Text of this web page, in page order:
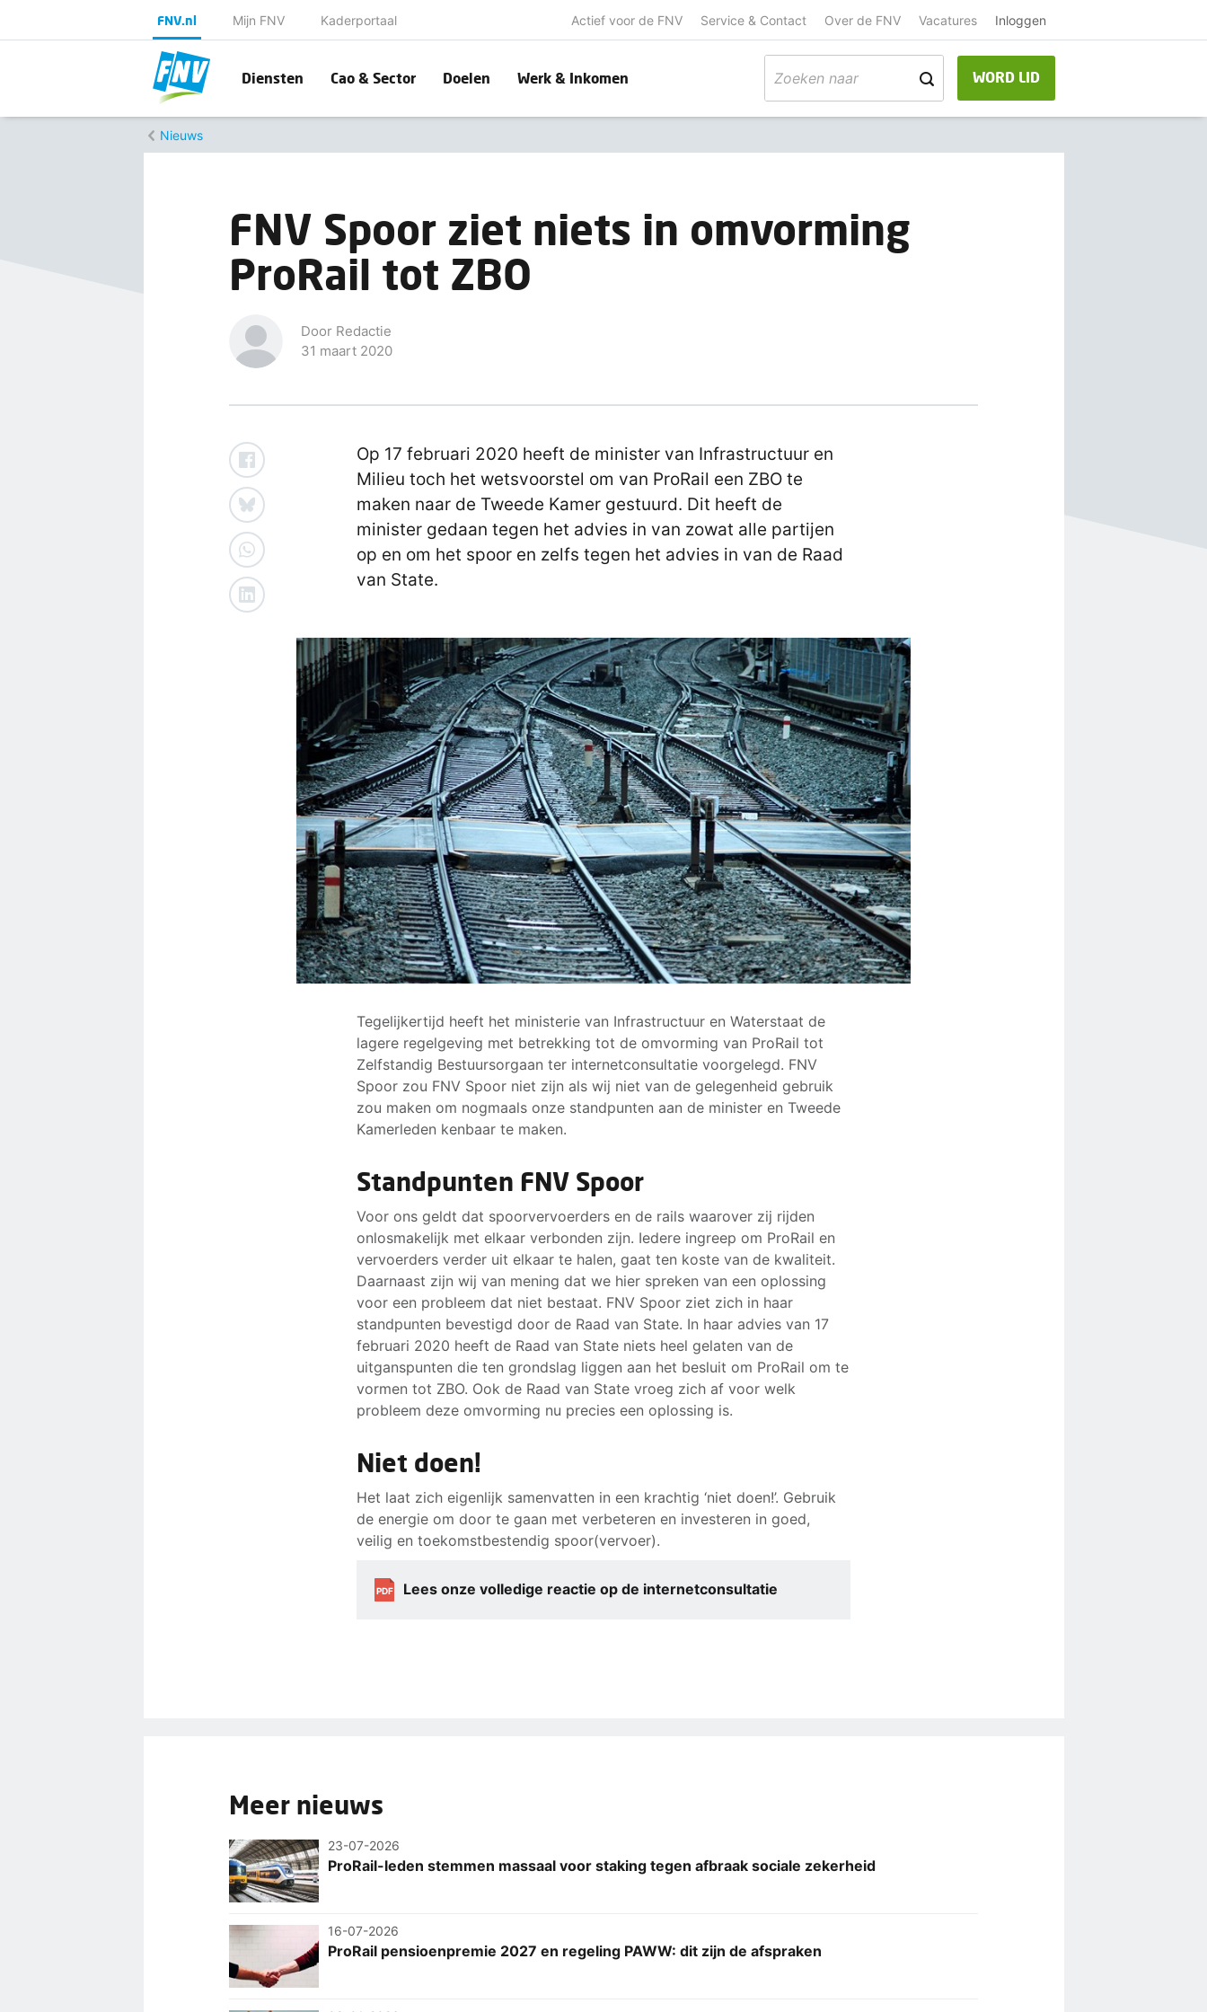
FNV.nl Mijn FNV Kaderportaal Actief voor de FNV Service & Contact Over de FNV Vacatures Inloggen
Diensten Cao & Sector Doelen Werk & Inkomen WORD LID
Nieuws
FNV Spoor ziet niets in omvorming
ProRail tot ZBO
Door Redactie
31 maart 2020
Op 17 februari 2020 heeft de minister van Infrastructuur en
Milieu toch het wetsvoorstel om van ProRail een ZBO te
maken naar de Tweede Kamer gestuurd. Dit heeft de
minister gedaan tegen het advies in van zowat alle partijen
op en om het spoor en zelfs tegen het advies in van de Raad
van State.
Tegelijkertijd heeft het ministerie van Infrastructuur en Waterstaat de
lagere regelgeving met betrekking tot de omvorming van ProRail tot
Zelfstandig Bestuursorgaan ter internetconsultatie voorgelegd. FNV
Spoor zou FNV Spoor niet zijn als wij niet van de gelegenheid gebruik
zou maken om nogmaals onze standpunten aan de minister en Tweede
Kamerleden kenbaar te maken.
Standpunten FNV Spoor
Voor ons geldt dat spoorvervoerders en de rails waarover zij rijden
onlosmakelijk met elkaar verbonden zijn. Iedere ingreep om ProRail en
vervoerders verder uit elkaar te halen, gaat ten koste van de kwaliteit.
Daarnaast zijn wij van mening dat we hier spreken van een oplossing
voor een probleem dat niet bestaat. FNV Spoor ziet zich in haar
standpunten bevestigd door de Raad van State. In haar advies van 17
februari 2020 heeft de Raad van State niets heel gelaten van de
uitganspunten die ten grondslag liggen aan het besluit om ProRail om te
vormen tot ZBO. Ook de Raad van State vroeg zich af voor welk
probleem deze omvorming nu precies een oplossing is.
Niet doen!
Het laat zich eigenlijk samenvatten in een krachtig ‘niet doen!’. Gebruik
de energie om door te gaan met verbeteren en investeren in goed,
veilig en toekomstbestendig spoor(vervoer).
PDF Lees onze volledige reactie op de internetconsultatie
Meer nieuws
23-07-2026
ProRail-leden stemmen massaal voor staking tegen afbraak sociale zekerheid
16-07-2026
ProRail pensioenpremie 2027 en regeling PAWW: dit zijn de afspraken